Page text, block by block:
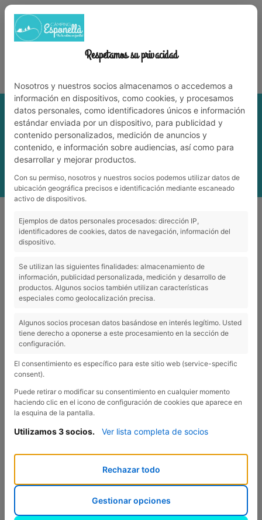
972 59 70 74
WORK WITH US
Experience nature among family!
MENU
Into the campsite_Miniclub
Miniclub
During the high season, Esponellà Campsite offers great
entertainment for children at our Miniclub. Our younger
guests can enjoy a whole series of super fun
recreational activities!
*Ask reception for further information about the
Previous
Respetamos su privacidad
Nosotros y nuestros socios almacenamos o accedemos a
información en dispositivos, como cookies, y procesamos
datos personales, como identificadores únicos e información
estándar enviada por un dispositivo, para publicidad y
contenido personalizados, medición de anuncios y
contenido, e información sobre audiencias, así como para
desarrollar y mejorar productos.
Con su permiso, nosotros y nuestros socios podemos utilizar datos de
ubicación geográfica precisos e identificación mediante escaneado
activo de dispositivos.
Ejemplos de datos personales procesados: dirección IP,
identificadores de cookies, datos de navegación, información del
dispositivo.
Se utilizan las siguientes finalidades: almacenamiento de
información, publicidad personalizada, medición y desarrollo de
productos. Algunos socios también utilizan características
especiales como geolocalización precisa.
Algunos socios procesan datos basándose en interés legítimo. Usted
tiene derecho a oponerse a este procesamiento en la sección de
configuración.
El consentimiento es específico para este sitio web (service-specific
consent).
Puede retirar o modificar su consentimiento en cualquier momento
haciendo clic en el icono de configuración de cookies que aparece en
la esquina de la pantalla.
Utilizamos 3 socios. Ver lista completa de socios
Rechazar todo
Gestionar opciones